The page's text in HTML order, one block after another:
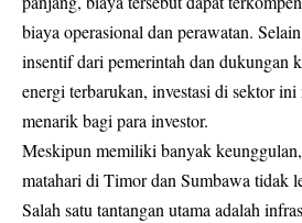
biaya operasional dan perawatan.
insentif dari pemerintah dan dukungan
energi terbarukan, investasi di sektor
menarik bagi para investor.
Meskipun memiliki banyak
matahari di Timor dan Sumbawa tidak
Salah satu tantangan utama adalah